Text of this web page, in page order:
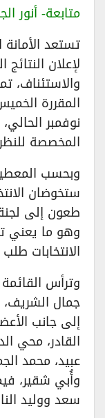
متابعة- أنور
تستعد الأمانة
لإعلان النتائج
والاستئناف،
نوفمبر
المخصصة
وبحسب
ستخوضان
طعون إلى
وهو ما يعني
الانتخابات
وترأس
جمال الشريف،
إلى جانب
القادر، محي
عبيد، محمد
وأُبي شقير،
سعد ووليد